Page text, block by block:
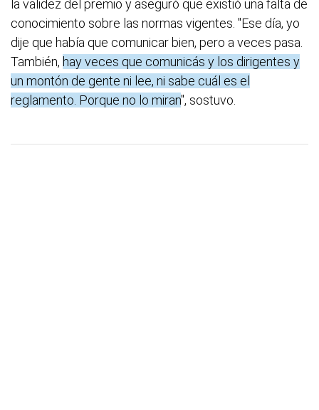
la validez del premio y aseguró que existió una falta de
conocimiento sobre las normas vigentes. "Ese día, yo
dije que había que comunicar bien, pero a veces pasa.
También, hay veces que comunicás y los dirigentes y
un montón de gente ni lee, ni sabe cuál es el
reglamento. Porque no lo miran", sostuvo.